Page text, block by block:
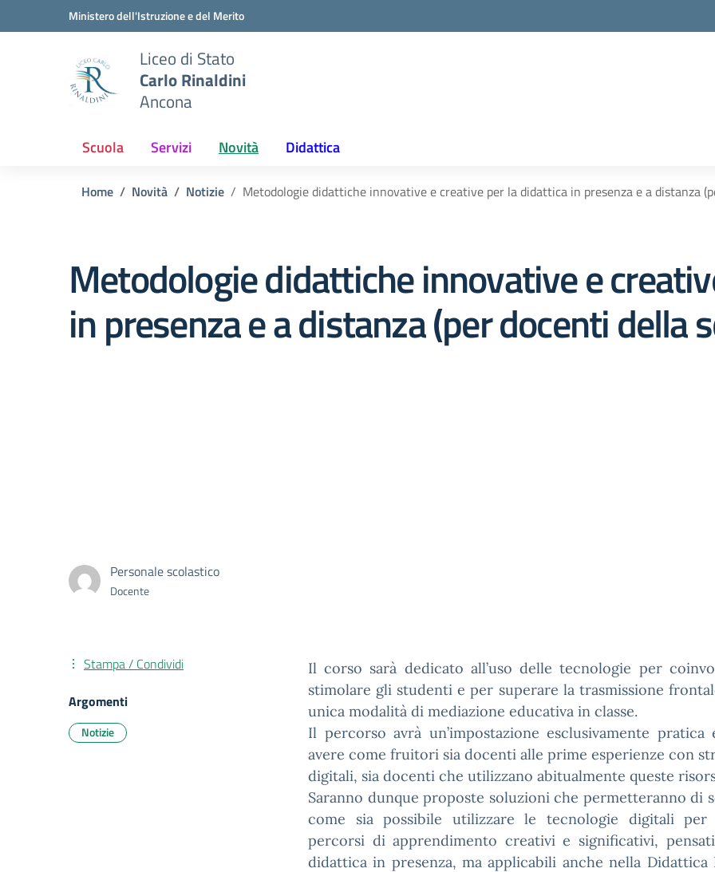
Vai ai contenuti
Vai al menu di navigazioneMinistero dell'Istruzione e del Merito
Liceo di Stato
Carlo Rinaldini
Ancona
Scuola Servizi Novità Didattica
Home Novità Notizie Metodologie didattiche innovative e creative per la didattica in presenza e a distanza
Metodologie didattiche innovative e
in presenza e a distanza (per docenti della
Personale scolastico
Docente
Il corso sarà dedicato all’uso delle tecnologie per
stimolare gli studenti e per superare la trasmissione
unica modalità di mediazione educativa in classe.
Il percorso avrà un’impostazione esclusivamente pratica
avere come fruitori sia docenti alle prime esperienze con
digitali, sia docenti che utilizzano abitualmente queste
Saranno dunque proposte soluzioni che permetteranno di
come sia possibile utilizzare le tecnologie digitali per
percorsi di apprendimento creativi e significativi,
didattica in presenza, ma applicabili anche nella Didattica
Stampa / Condividi
Argomenti
Notizie